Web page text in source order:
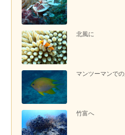
北風に
マンツーマンで
竹富へ